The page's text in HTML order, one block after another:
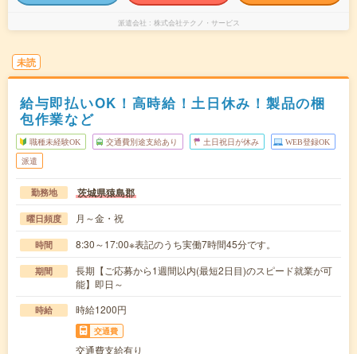
派遣会社 株式会社テクノ・サービス
未読
給与即払いOK！高時給！土日休み！製品の梱
包作業など
職種未経験OK 交通費別途支給あり 土日祝日が休み WEB登録OK
派遣
勤務地 茨城県猿島郡
曜日頻度 月～金・祝
時間 8:30～17:00※表記のうち実働7時間45分です。
期間
長期【ご応募から1週間以内(最短2日目)のスピード就業が可
能】即日～
時給 時給1200円
交通費
交通費支給有り